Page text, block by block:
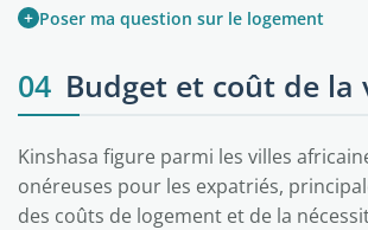
+ Poser ma question sur le logement
04 Budget et coût de la
Kinshasa figure parmi les villes
onéreuses pour les expatriés,
des coûts de logement et de la